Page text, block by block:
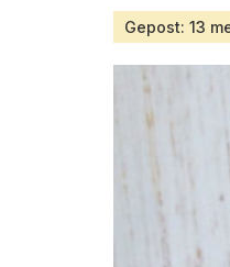
Gepost: 13